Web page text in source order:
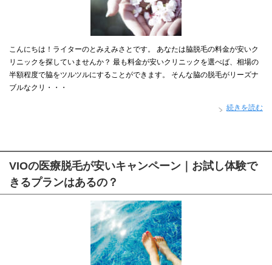
こんにちは！ライターのとみえみさとです。 あなたは脇脱毛の料金が安いク
リニックを探していませんか？ 最も料金が安いクリニックを選べば、相場の
半額程度で脇をツルツルにすることができます。 そんな脇の脱毛がリーズナ
ブルなクリ・・・
続きを読む
VIOの医療脱毛が安いキャンペーン｜お試し体験で
きるプランはあるの？